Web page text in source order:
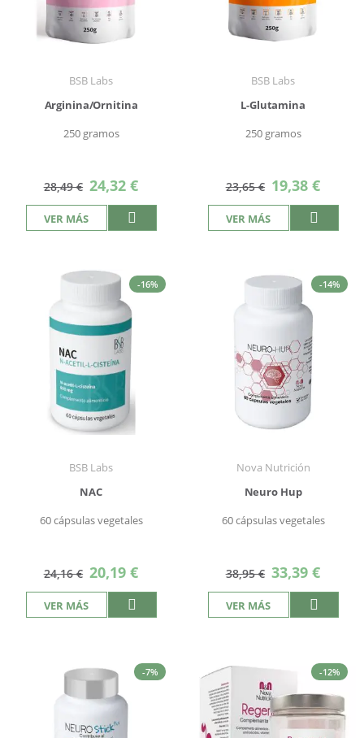
BSB Labs
Arginina/Ornitina
250 gramos
28,49 € Precio
especial
24,32 €
VER MÁS
BSB Labs
L-Glutamina
250 gramos
23,65 € Precio
especial
19,38 €
VER MÁS
-16%
BSB Labs
NAC
60 cápsulas vegetales
24,16 € Precio
especial
20,19 €
VER MÁS
-14%
Nova Nutrición
Neuro Hup
60 cápsulas vegetales
38,95 € Precio
especial
33,39 €
VER MÁS
-7% -12%